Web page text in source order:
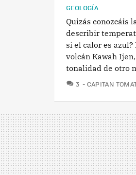
GEOLOGÍA
Quizás conozcáis
describir
si el calor es
volcán Kawah
tonalidad de otro
3 COMENTARIOS
CAPITAN